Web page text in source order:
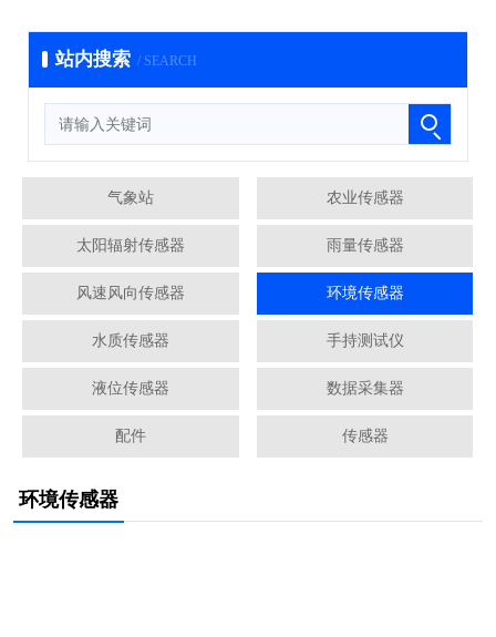
站内搜索 / SEARCH
气象站 农业传感器
太阳辐射传感器 雨量传感器
风速风向传感器 环境传感器
水质传感器 手持测试仪
液位传感器 数据采集器
配件 传感器
环境传感器